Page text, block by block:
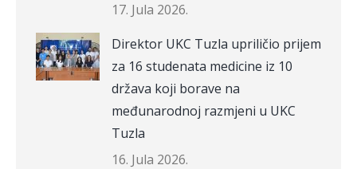
17. Jula 2026.
Direktor UKC Tuzla upriličio prijem
za 16 studenata medicine iz 10
država koji borave na
međunarodnoj razmjeni u UKC
Tuzla
16. Jula 2026.